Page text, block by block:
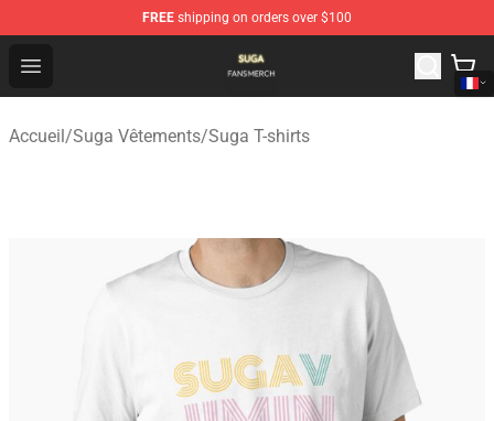
FREE shipping on orders over $100
Open menu
Suga Shop - Official Suga Merchandise Store
Accueil/Suga Vêtements/Suga T-shirts